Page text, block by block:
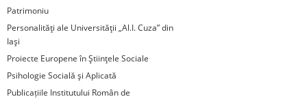
Patrimoniu
Personalităţi ale Universităţii „Al.I. Cuza” din
Iaşi
Proiecte Europene în Ştiinţele Sociale
Psihologie Socială şi Aplicată
Publicațiile Institutului Român de